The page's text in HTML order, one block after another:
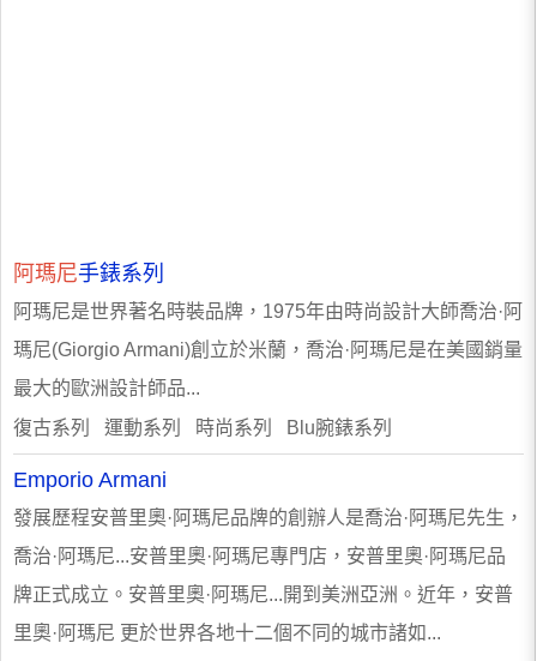
阿瑪尼手錶系列
阿瑪尼是世界著名時裝品牌，1975年由時尚設計大師喬治·阿
瑪尼(Giorgio Armani)創立於米蘭，喬治·阿瑪尼是在美國銷量
最大的歐洲設計師品...
復古系列 運動系列 時尚系列 Blu腕錶系列
Emporio Armani
發展歷程安普里奧·阿瑪尼品牌的創辦人是喬治·阿瑪尼先生，
喬治·阿瑪尼...安普里奧·阿瑪尼專門店，安普里奧·阿瑪尼品
牌正式成立。安普里奧·阿瑪尼...開到美洲亞洲。近年，安普
里奧·阿瑪尼 更於世界各地十二個不同的城市諸如...